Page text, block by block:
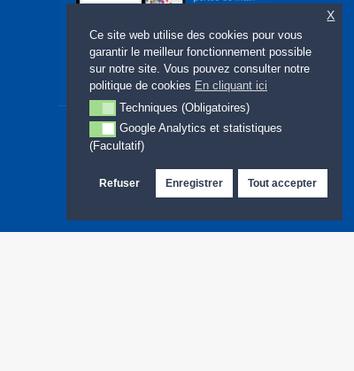
Site web : LMBDELTA.COM
Ce site web utilise des cookies pour vous
garantir le meilleur fonctionnement possible
sur notre site. Vous pouvez consulter notre
politique de cookies En cliquant ici
Techniques (Obligatoires)
Techniques (Obligatoires)
Google Analytics et statistiques (Facultatif)
Google Analytics et statistiques
(Facultatif)
Refuser Enregistrer Tout accepter
X